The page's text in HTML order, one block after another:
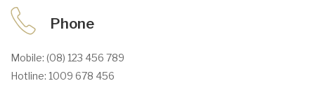
Phone
Mobile: (08) 123 456 789
Hotline: 1009 678 456